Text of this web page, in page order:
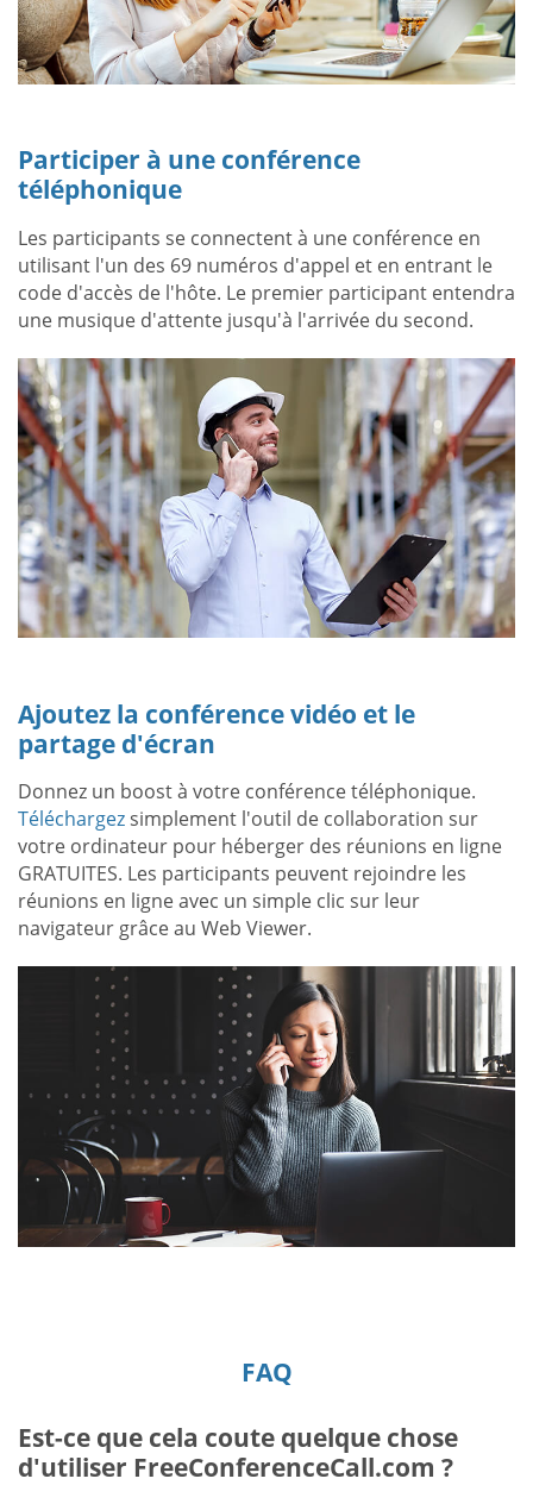
Participer à une conférence
téléphonique
Les participants se connectent à une conférence en
utilisant l'un des 69 numéros d'appel et en entrant le
code d'accès de l'hôte. Le premier participant entendra
une musique d'attente jusqu'à l'arrivée du second.
Ajoutez la conférence vidéo et le
partage d'écran
Donnez un boost à votre conférence téléphonique.
Téléchargezsimplement l'outil de collaboration sur
votre ordinateur pour héberger des réunions en ligne
GRATUITES. Les participants peuvent rejoindre les
réunions en ligne avec un simple clic sur leur
navigateur grâce au Web Viewer.
FAQ
Est-ce que cela coute quelque chose
d'utiliser FreeConferenceCall.com ?